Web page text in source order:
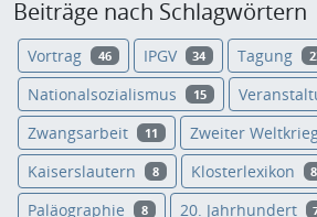
Beiträge nach Schlagwörtern
Vortrag 46 IPGV 34 Tagung
Nationalsozialismus 15
Zwangsarbeit 11 Zweiter
Kaiserslautern 8 Klosterlexikon 8
Paläographie 8 20. Jahrhundert